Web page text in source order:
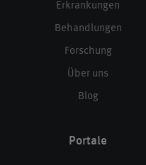
Erkrankungen
Behandlungen
Forschung
Über uns
Blog
Portale